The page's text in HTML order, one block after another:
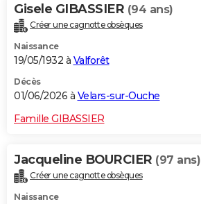
Dictionnaire
Biographies
Citations
Expressions
Proverbes
PROGRAMME TV
COPAINS D'AVANT
S'inscrire
Se connecter
Lycées
Collèges
Primaires
Universités
Entreprises
Service militaire
Avis de recherche
AVIS DE DÉCÈS
Gisele GIBASSIER (94 ans)
Créer une cagnotte obsèques
Naissance
19/05/1932 à Valforêt
Décès
01/06/2026 à Velars-sur-Ouche
Famille GIBASSIER
Jacqueline BOURCIER (97 ans)
Créer une cagnotte obsèques
Naissance